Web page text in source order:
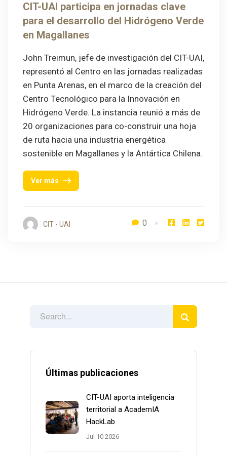
Últimas publicaciones
CIT-UAI aporta inteligencia
territorial a AcademIA
HackLab
Jul 10 2026
CIT-UAI participa en jornadas clave
para el desarrollo del Hidrógeno Verde
en Magallanes
John Treimun, jefe de investigación del CIT-UAI,
representó al Centro en las jornadas realizadas
en Punta Arenas, en el marco de la creación del
Centro Tecnológico para la Innovación en
Hidrógeno Verde. La instancia reunió a más de
20 organizaciones para co-construir una hoja
de ruta hacia una industria energética
sostenible en Magallanes y la Antártica Chilena.
Ver más
CIT - UAI 0